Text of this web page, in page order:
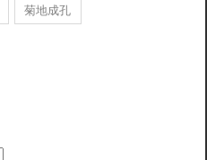
菊地成孔